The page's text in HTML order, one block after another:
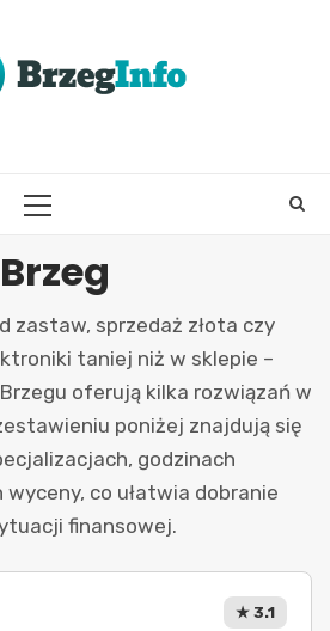
PRIMARY
zastaw, sprzedaż złota czy
taniej niż w sklepie –
oferują kilka rozwiązań w
poniżej znajdują się
godzinach
co ułatwia dobranie
finansowej.
★ 3.1